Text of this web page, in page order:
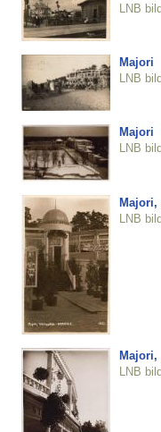
LNB
Majori
LNB
Majori
LNB
Majori,
LNB
Majori,
LNB